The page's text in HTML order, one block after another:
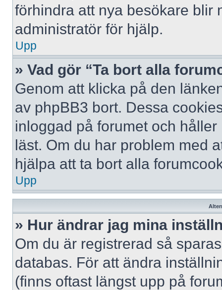
förhindra att nya besökare blir
administratör för hjälp.
Upp
» Vad gör “Ta bort alla
Genom att klicka på den
av phpBB3 bort. Dessa
inloggad på forumet och
läst. Om du har problem med
hjälpa att ta bort alla
Upp
» Hur ändrar jag mina
Om du är registrerad så
databas. För att ändra
(finns oftast längst upp på